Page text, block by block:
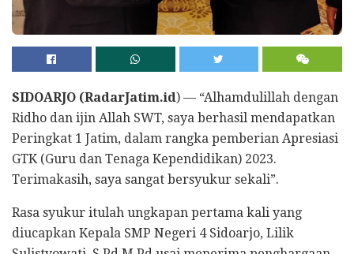
SIDOARJO (RadarJatim.id) — “Alhamdulillah dengan
Ridho dan ijin Allah SWT, saya berhasil mendapatkan
Peringkat 1 Jatim, dalam rangka pemberian Apresiasi
GTK (Guru dan Tenaga Kependidikan) 2023.
Terimakasih, saya sangat bersyukur sekali”.
Rasa syukur itulah ungkapan pertama kali yang
diucapkan Kepala SMP Negeri 4 Sidoarjo, Lilik